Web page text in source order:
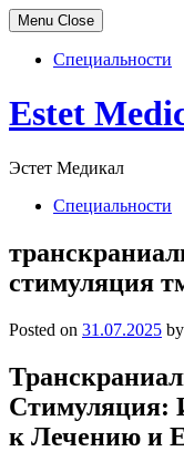
Menu Close
Специальности
Skip
to
Estet
Эстет Медикал
Специальности
стимуляция
Posted on 31.07.2025 by
Стимуляция:
к Лечению и